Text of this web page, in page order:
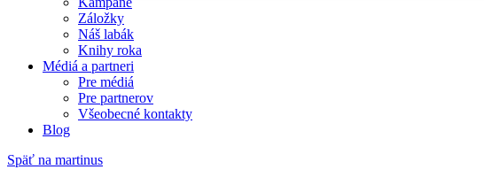
Záložky
Náš labák
Knihy roka
Médiá a partneri
Pre médiá
Pre partnerov
Všeobecné kontakty
Blog
Späť na martinus